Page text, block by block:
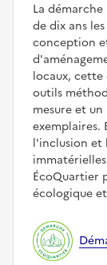
La
de dix ans
conception
locaux,
outils
mesure et
exemplaires.
l'inclusion et
ÉcoQuartier
écologique